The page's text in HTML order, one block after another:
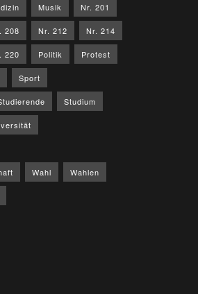
Musik Nr. 201
208 Nr. 212 Nr. 214
220 Politik Protest
Sport
Studium
Wahl Wahlen